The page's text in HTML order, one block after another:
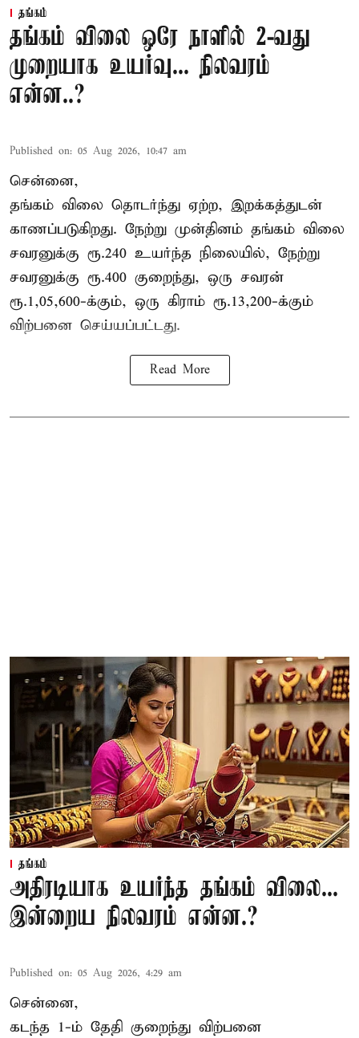
தங்கம்
தங்கம் விலை ஒரே நாளில் 2-வது
முறையாக உயர்வு... நிலவரம்
என்ன..?
Published on: 05 Aug 2026, 10:47 am
சென்னை,
தங்கம் விலை தொடர்ந்து ஏற்ற, இறக்கத்துடன்
காணப்படுகிறது. நேற்று முன்தினம் தங்கம் விலை
சவரனுக்கு ரூ.240 உயர்ந்த நிலையில், நேற்று
சவரனுக்கு ரூ.400 குறைந்து, ஒரு சவரன்
ரூ.1,05,600-க்கும், ஒரு கிராம் ரூ.13,200-க்கும்
விற்பனை செய்யப்பட்டது.
Read More
தங்கம்
அதிரடியாக உயர்ந்த தங்கம் விலை...
இன்றைய நிலவரம் என்ன.?
Published on: 05 Aug 2026, 4:29 am
சென்னை,
கடந்த 1-ம் தேதி குறைந்து விற்பனை